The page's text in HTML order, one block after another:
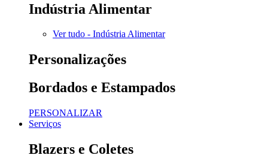
Indústria Alimentar
Ver tudo - Indústria Alimentar
Personalizações
Bordados e Estampados
PERSONALIZAR
Serviços
Blazers e Coletes